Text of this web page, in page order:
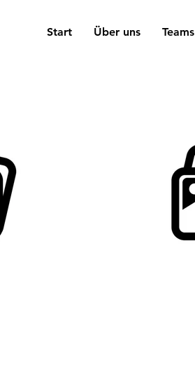
Start Über uns Teams